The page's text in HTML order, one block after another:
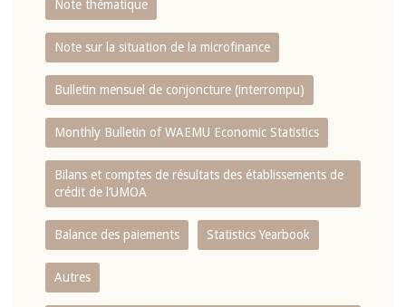
Note thématique
Note sur la situation de la microfinance
Bulletin mensuel de conjoncture (interrompu)
Monthly Bulletin of WAEMU Economic Statistics
Bilans et comptes de résultats des établissements de
crédit de l‘UMOA
Balance des paiements Statistics Yearbook
Autres